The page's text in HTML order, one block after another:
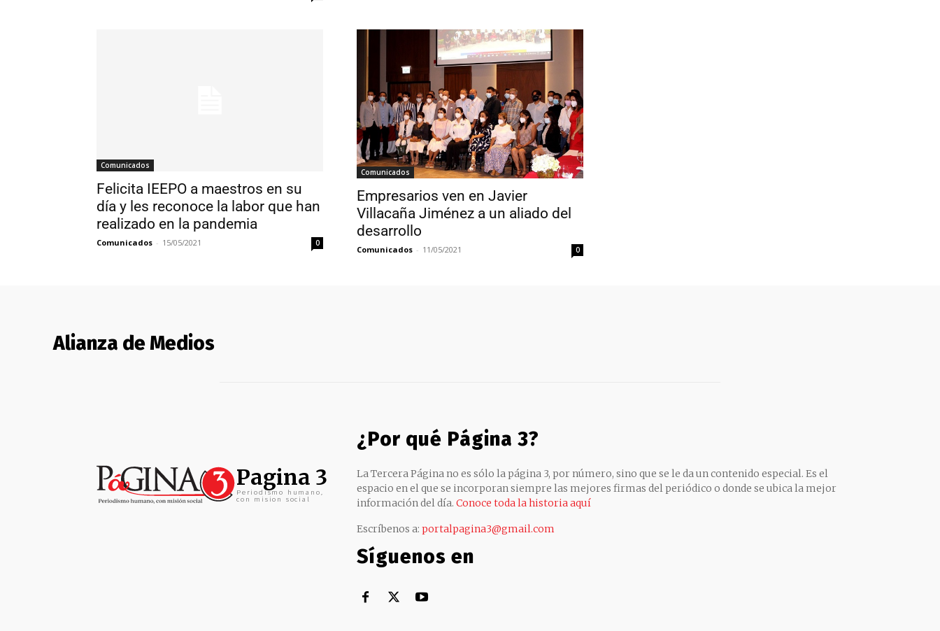
Comunicados
Felicita IEEPO a maestros en su
día y les reconoce la labor que han
realizado en la pandemia
Comunicados - 15/05/2021 0
Comunicados
Empresarios ven en Javier
Villacaña Jiménez a un aliado del
desarrollo
Comunicados - 11/05/2021 0
Alianza de Medios
Pagina 3
Periodismo humano,
con mision social
¿Por qué Página 3?
La Tercera Página no es sólo la página 3, por número, sino que se le da un contenido especial. Es el
espacio en el que se incorporan siempre las mejores firmas del periódico o donde se ubica la mejor
información del día. Conoce toda la historia aquí
Escríbenos a: portalpagina3@gmail.com
Síguenos en